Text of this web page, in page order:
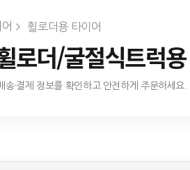
휠로더용 타이어
로더/굴절식트럭
송·결제 정보를 확인하고 안전하게 주문하세요.